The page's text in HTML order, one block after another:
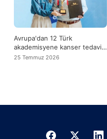
Avrupa'dan 12 Türk
akademisyene kanser tedavisi
madalyası
25 Temmuz 2026